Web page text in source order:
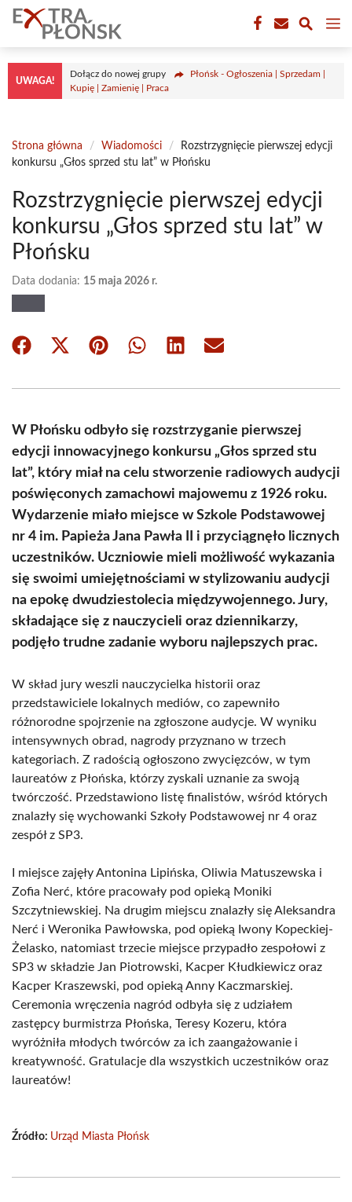
Przejdź
treści
UWAGA!
Dołącz do nowej grupy
Płońsk - Ogłoszenia | Sprzedam |
Kupię | Zamienię | Praca
Strona główna / Wiadomości /
Rozstrzygnięcie pierwszej edycji
konkursu „Głos sprzed stu lat” w Płońsku
Rozstrzygnięcie pierwszej edycji
konkursu „Głos sprzed stu lat” w
Płońsku
Data dodania: 15 maja 2026 r.
Share
Share
(Twitter)
Share Share Share Share
W Płońsku odbyło się rozstrzyganie pierwszej
edycji innowacyjnego konkursu „Głos sprzed stu
lat”, który miał na celu stworzenie radiowych audycji
poświęconych zamachowi majowemu z 1926 roku.
Wydarzenie miało miejsce w Szkole Podstawowej
nr 4 im. Papieża Jana Pawła II i przyciągnęło licznych
uczestników. Uczniowie mieli możliwość wykazania
się swoimi umiejętnościami w stylizowaniu audycji
na epokę dwudziestolecia międzywojennego. Jury,
składające się z nauczycieli oraz dziennikarzy,
podjęło trudne zadanie wyboru najlepszych prac.
W skład jury weszli nauczycielka historii oraz
przedstawiciele lokalnych mediów, co zapewniło
różnorodne spojrzenie na zgłoszone audycje. W wyniku
intensywnych obrad, nagrody przyznano w trzech
kategoriach. Z radością ogłoszono zwycięzców, w tym
laureatów z Płońska, którzy zyskali uznanie za swoją
twórczość. Przedstawiono listę finalistów, wśród których
znalazły się wychowanki Szkoły Podstawowej nr 4 oraz
zespół z SP3.
I miejsce zajęły Antonina Lipińska, Oliwia Matuszewska i
Zofia Nerć, które pracowały pod opieką Moniki
Szczytniewskiej. Na drugim miejscu znalazły się Aleksandra
Nerć i Weronika Pawłowska, pod opieką Iwony Kopeckiej-
Żelasko, natomiast trzecie miejsce przypadło zespołowi z
SP3 w składzie Jan Piotrowski, Kacper Kłudkiewicz oraz
Kacper Kraszewski, pod opieką Anny Kaczmarskiej.
Ceremonia wręczenia nagród odbyła się z udziałem
zastępcy burmistrza Płońska, Teresy Kozeru, która
wyróżniła młodych twórców za ich zaangażowanie i
kreatywność. Gratulacje dla wszystkich uczestników oraz
laureatów!
Źródło: Urząd Miasta Płońsk